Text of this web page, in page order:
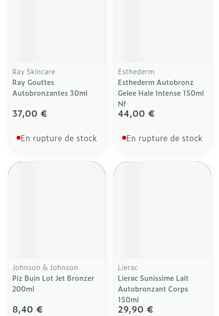
Ray Skincare
Ray Gouttes
Autobronzantes 30ml
37,00 €
En rupture de stock
Esthederm
Esthederm Autobronz
Gelee Hale Intense 150ml
Nf
44,00 €
En rupture de stock
Johnson & Johnson
Piz Buin Lot Jet Bronzer
200ml
8,40 €
Lierac
Lierac Sunissime Lait
Autobronzant Corps
150ml
29,90 €